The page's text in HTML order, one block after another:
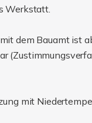
Werkstatt.
dem Bauamt ist
mit